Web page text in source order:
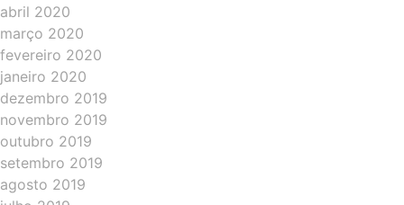
abril 2020
março 2020
fevereiro 2020
janeiro 2020
dezembro 2019
novembro 2019
outubro 2019
setembro 2019
agosto 2019